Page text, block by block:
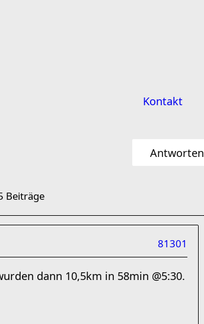
Kontakt
Antworten
Beiträge
81301
dann 10,5km in 58min @5:30.